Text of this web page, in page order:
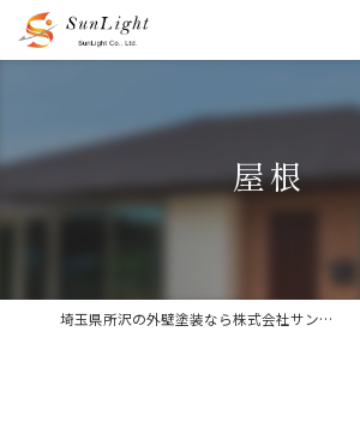
屋根
埼玉県所沢の外壁塗装なら株式会社サンライト